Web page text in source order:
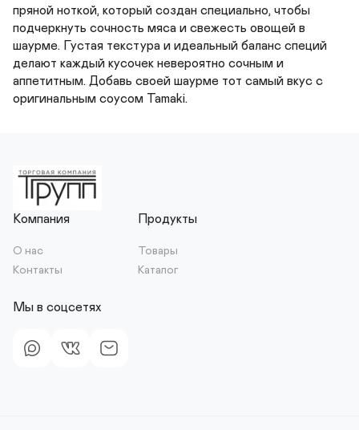
пряной ноткой, который создан специально, чтобы
подчеркнуть сочность мяса и свежесть овощей в
шаурме. Густая текстура и идеальный баланс специй
делают каждый кусочек невероятно сочным и
аппетитным. Добавь своей шаурме тот самый вкус с
оригинальным соусом Tamaki.
Компания
О нас
Контакты
Продукты
Товары
Каталог
Мы в соцсетях